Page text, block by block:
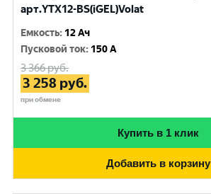
арт.YTX12-BS(iGEL)Volat
Емкость: 12 Ач
Пусковой ток: 150 A
3 366руб.
3 258 руб.
при обмене
Купить в 1 клик
Добавить в корзину